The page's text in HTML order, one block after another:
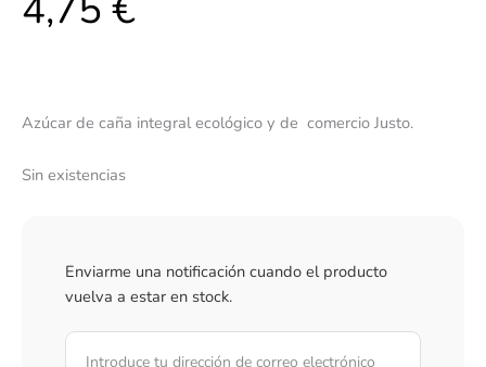
Azúcar de caña integral ecológico y de comercio Justo.
Sin existencias
Enviarme una notificación cuando el producto
vuelva a estar en stock.